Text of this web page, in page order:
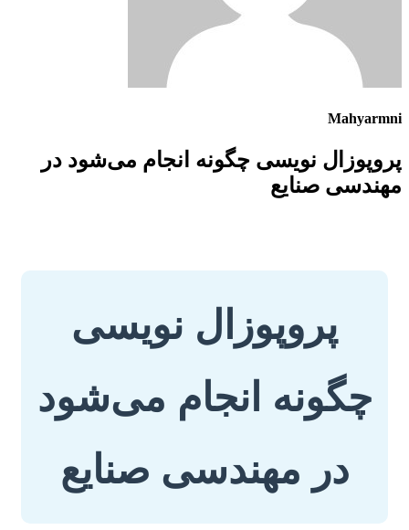
Mahyarmni
پروپوزال نویسی چگونه انجام می‌شود در
مهندسی صنایع
پروپوزال نویسی
چگونه انجام می‌شود
در مهندسی صنایع